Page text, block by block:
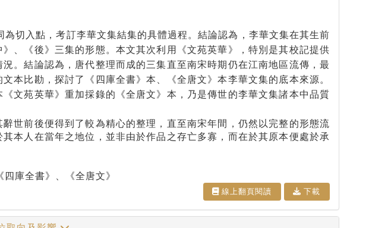
切入點，考訂李華文集結集的具體過程。結論認為，李華文集在其生前
、《後》三集的形態。本文其次利用《文苑英華》，特別是其校記提供
。結論認為，唐代整理而成的三集直至南宋時期仍在江南地區流傳，最
本比勘，探討了《四庫全書》本、《全唐文》本李華文集的底本來源。
文苑英華》重加採錄的《全唐文》本，乃是傳世的李華文集諸本中品質
世前後便得到了較為精心的整理，直至南宋年間，仍然以完整的形態流
本人在當年之地位，並非由於作品之存亡多寡，而在於其原本便處於承
庫全書》、《全唐文》
線上翻⾴閱讀 下載